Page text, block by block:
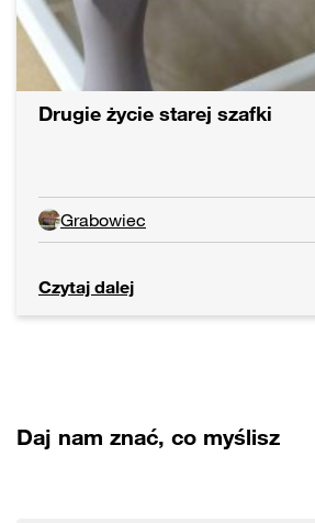
Drugie życie starej szafki
Grabowiec
Czytaj dalej
Daj nam znać, co myślisz